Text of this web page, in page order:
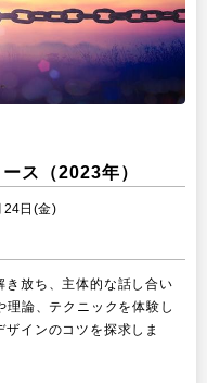
ス（2023年）
24日(金)
き放ち
、主体的な話し合い
理論、テクニックを体験し
インのコツを探求しま